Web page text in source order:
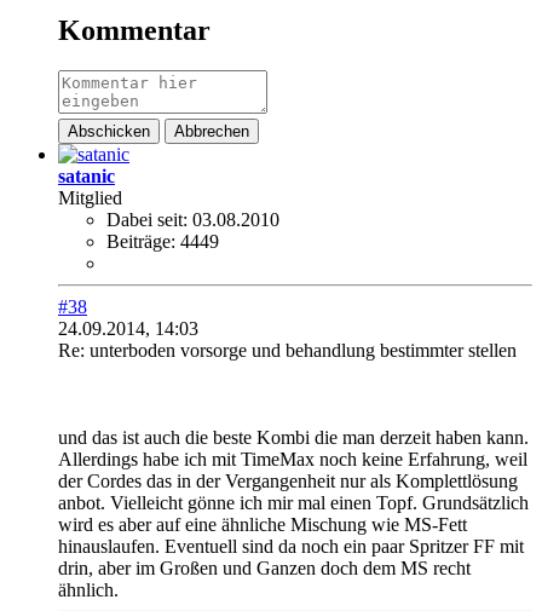
Kommentar
Abschicken Abbrechen
satanic
Mitglied
Dabei seit: 03.08.2010
Beiträge: 4449
#38
24.09.2014, 14:03
Re: unterboden vorsorge und behandlung bestimmter stellen
und das ist auch die beste Kombi die man derzeit haben kann.
Allerdings habe ich mit TimeMax noch keine Erfahrung, weil
der Cordes das in der Vergangenheit nur als Komplettlösung
anbot. Vielleicht gönne ich mir mal einen Topf. Grundsätzlich
wird es aber auf eine ähnliche Mischung wie MS-Fett
hinauslaufen. Eventuell sind da noch ein paar Spritzer FF mit
drin, aber im Großen und Ganzen doch dem MS recht
ähnlich.